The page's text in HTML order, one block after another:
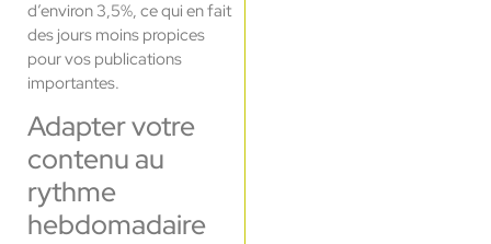
d’environ 3,5%, ce qui en fait
des jours moins propices
pour vos publications
importantes.
Adapter votre
contenu au
rythme
hebdomadaire